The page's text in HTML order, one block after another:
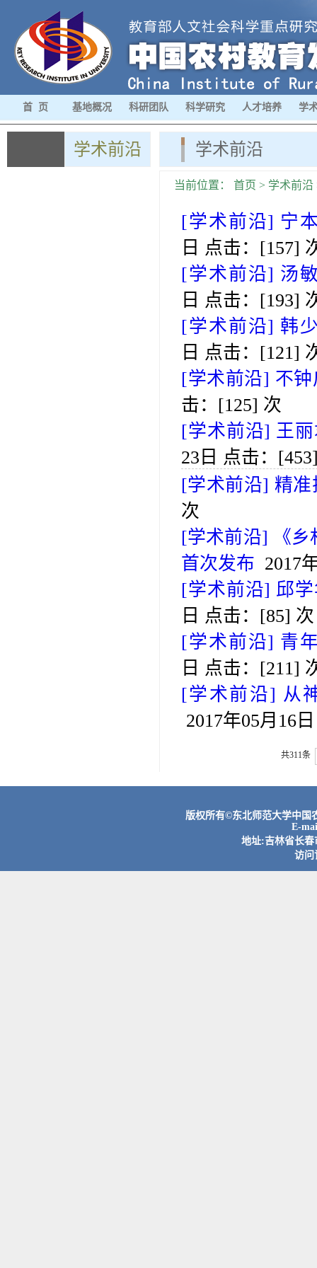
首 页 基地概况 科研团队 科学研究 人才培养 学
学术前沿 学术前沿
当前位置： 首页 > 学术前沿
[学术前沿] 宁
日 点击：[157]
[学术前沿] 汤
日 点击：[193]
[学术前沿] 韩
日 点击：[121]
[学术前沿] 不
击：[125] 次
[学术前沿] 王
23日 点击：[453
[学术前沿] 精准
次
[学术前沿]
《
首次发布 2017
[学术前沿] 邱
日 点击：[85] 次
[学术前沿] 青
日 点击：[211]
[学术前沿] 从
2017年05月16
共311条
版权所有©东北师范大学中
E-
地址:吉林省长
访问